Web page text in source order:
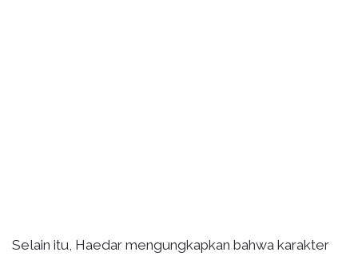
Selain itu, Haedar mengungkapkan bahwa karakter